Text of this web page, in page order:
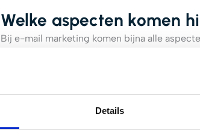
Details
Welke aspecten komen
Bij e-mail marketing komen bijna alle
en subtitel van jouw mail doorslaggevend.
subtitel zo interessant mogelijk maken,
visuele aspect van e-mails erg belangrijk.
actions? Dan komt jouw mail direct veel
jouw mail is van belang. Wat wil je